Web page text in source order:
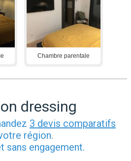
Chambre parentale
dressing
3 devis comparatifs
région.
sans engagement.